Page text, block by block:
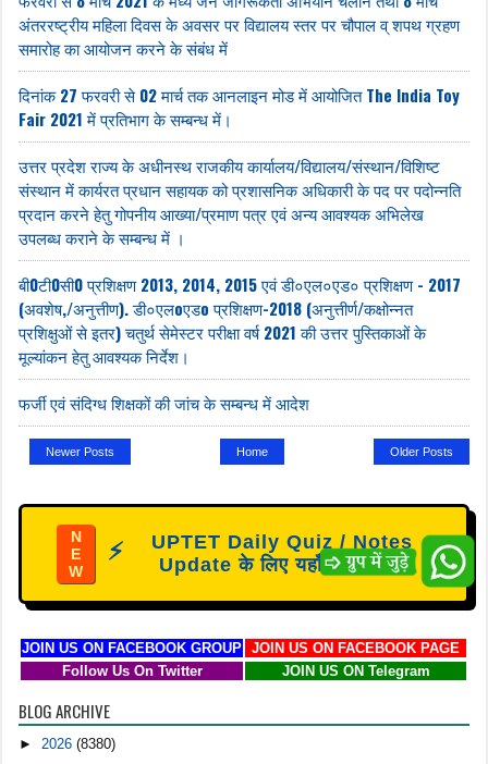
अंतररष्ट्रीय महिला दिवस के अवसर पर विद्यालय स्तर पर चौपाल व् शपथ ग्रहण
समारोह का आयोजन करने के संबंध में
दिनांक 27 फरवरी से 02 मार्च तक आनलाइन मोड में आयोजित The India Toy
Fair 2021 में प्रतिभाग के सम्बन्ध में।
उत्तर प्रदेश राज्य के अधीनस्थ राजकीय कार्यालय/विद्यालय/संस्थान/विशिष्ट
संस्थान में कार्यरत प्रधान सहायक को प्रशासनिक अधिकारी के पद पर पदोन्नति
प्रदान करने हेतु गोपनीय आख्या/प्रमाण पत्र एवं अन्य आवश्यक अभिलेख
उपलब्ध कराने के सम्बन्ध में ।
बी0टी0सी0 प्रशिक्षण 2013, 2014, 2015 एवं डी०एल०एड० प्रशिक्षण - 2017
(अवशेष,/अनुत्तीण). डी०एलoएडo प्रशिक्षण-2018 (अनुत्तीर्ण/कक्षोन्नत
प्रशिक्षुओं से इतर) चतुर्थ सेमेस्टर परीक्षा वर्ष 2021 की उत्तर पुस्तिकाओं के
मूल्यांकन हेतु आवश्यक निर्देश।
फर्जी एवं संदिग्ध शिक्षकों की जांच के सम्बन्ध में आदेश
Newer Posts Older Posts
Home
N
E
W
⚡
UPTET Daily Quiz / Notes
Update के लिए यहाँ क्लिक करें
JOIN US ON FACEBOOK GROUP
JOIN US ON FACEBOOK PAGE
Follow Us On Twitter
JOIN US ON Telegram
BLOG ARCHIVE
►2026(8380)